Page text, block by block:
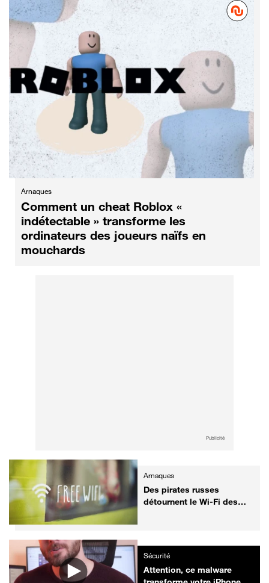
Arnaques
Comment un cheat Roblox «
indétectable » transforme les
ordinateurs des joueurs naïfs en
mouchards
Publicité
Arnaques
Des pirates russes
détournent le Wi-Fi des
Sécurité
Attention, ce malware